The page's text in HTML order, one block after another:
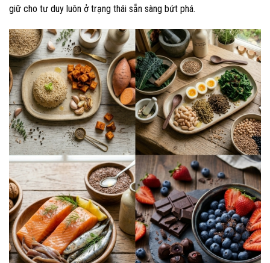
giữ cho tư duy luôn ở trạng thái sẵn sàng bứt phá.